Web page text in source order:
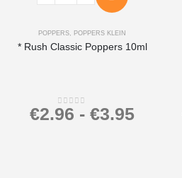
POPPERS, POPPERS KLEIN
* Rush Classic Poppers 10ml
0out of 5
€2.96 - €3.95